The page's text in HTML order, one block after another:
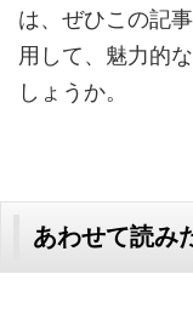
は、ぜひこの記
用して、魅力的
しょうか。
あわせて読み